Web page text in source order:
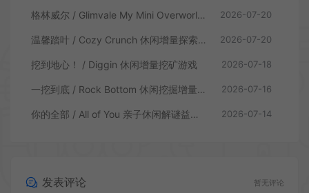
格林威尔 / Glimvale My Mini Overworld 单人放置挂机城市建造游戏 2026-07-20
温馨踏叶 / Cozy Crunch 休闲增量探索游戏 2026-07-20
挖到地心！ / Diggin 休闲增量挖矿游戏 2026-07-18
一挖到底 / Rock Bottom 休闲挖掘增量游戏 2026-07-16
你的全部 / All of You 亲子休闲解谜益智游戏 2026-07-14
发表评论 暂无评论